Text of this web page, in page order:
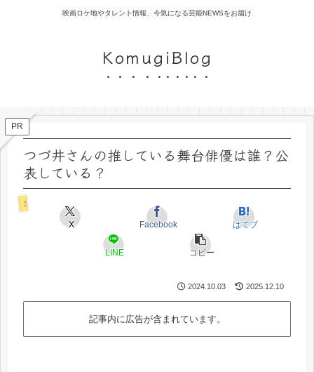
映画ロケ地やタレント情報、今気になる芸能NEWSをお届け
KomugiBlog
PR
つづ井さんの推している舞台俳優は誰？公
表している？
タレント
X Facebook はてブ
LINE コピー
2024.10.03 2025.12.10
記事内に広告が含まれています。